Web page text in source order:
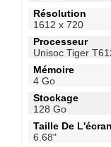
Résolution
1612 x 720
Processeur
Unisoc Tiger
Mémoire
4 Go
Stockage
128 Go
Taille De L'écran
6.68"